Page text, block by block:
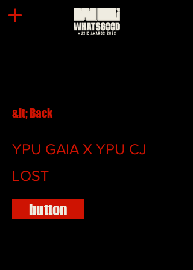
&lt; Back
YPU GAIA X YPU CJ
LOST
button